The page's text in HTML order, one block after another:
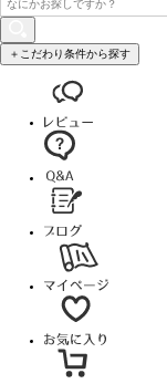
＋こだわり条件から探す